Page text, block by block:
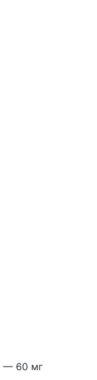
— 60 мг